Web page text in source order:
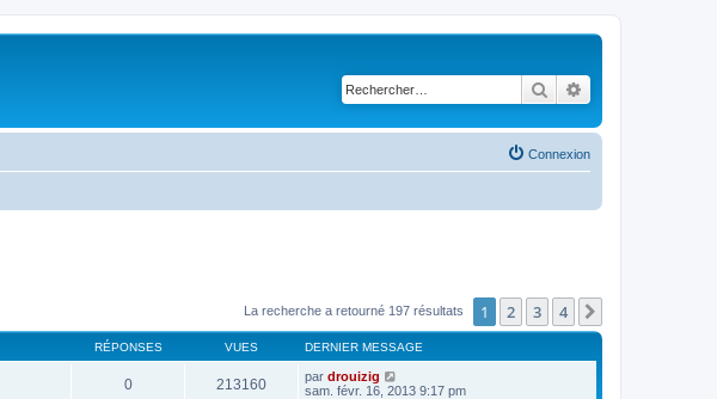
Rechercher
Connexion
La recherche a retourné 197 résultats 1 2 3 4
RÉPONSES VUES DERNIER MESSAGE
0 213160 par drouizig
sam. févr. 16, 2013 9:17 pm